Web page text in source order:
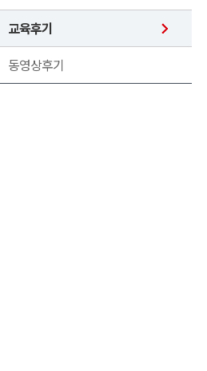
교육후기
동영상후기